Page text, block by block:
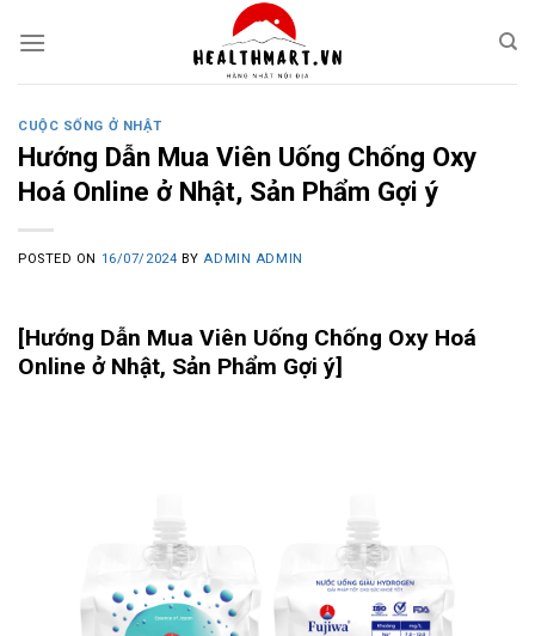
CUỘC SỐNG Ở NHẬT
Hướng Dẫn Mua Viên Uống Chống Oxy
Hoá Online ở Nhật, Sản Phẩm Gợi ý
POSTED ON 16/07/2024 BY ADMIN ADMIN
[Hướng Dẫn Mua Viên Uống Chống Oxy Hoá
Online ở Nhật, Sản Phẩm Gợi ý]